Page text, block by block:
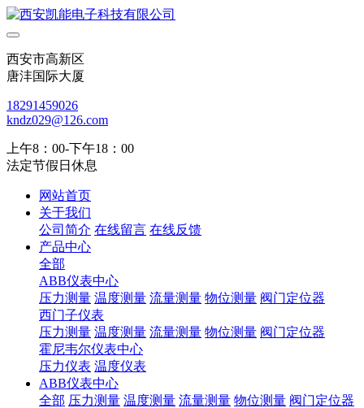
西安市高新区
唐沣国际大厦
18291459026
kndz029@126.com
上午8：00-下午18：00
法定节假日休息
网站首页
关于我们
公司简介 在线留言 在线反馈
产品中心
全部
ABB仪表中心
压力测量 温度测量 流量测量 物位测量 阀门定位器
西门子仪表
压力测量 温度测量 流量测量 物位测量 阀门定位器
霍尼韦尔仪表中心
压力仪表 温度仪表
ABB仪表中心
全部 压力测量 温度测量 流量测量 物位测量 阀门定位器